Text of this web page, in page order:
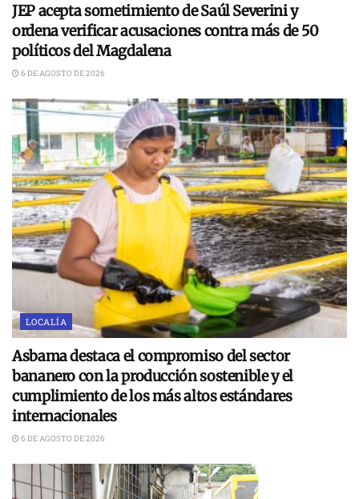
JEP acepta sometimiento de Saúl Severini y
ordena verificar acusaciones contra más de 50
políticos del Magdalena
6 DE AGOSTO DE 2026
LOCALÍA
Asbama destaca el compromiso del sector
bananero con la producción sostenible y el
cumplimiento de los más altos estándares
internacionales
6 DE AGOSTO DE 2026